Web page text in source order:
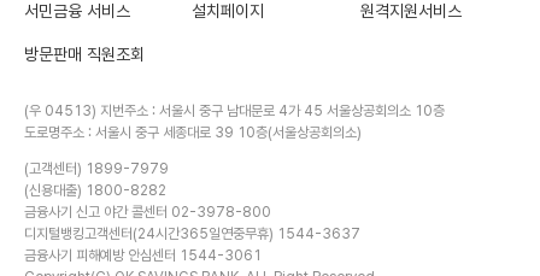
서민금융 서비스 설치페이지 원격지원서비스
방문판매 직원조회
(우 04513) 지번주소 : 서울시 중구 남대문로 4가 45 서울상공회의소 10층
도로명주소 : 서울시 중구 세종대로 39 10층(서울상공회의소)
(고객센터) 1899-7979
(신용대출) 1800-8282
금융사기 신고 야간 콜센터 02-3978-800
디지털뱅킹고객센터(24시간365일연중무휴) 1544-3637
금융사기 피해예방 안심센터 1544-3061